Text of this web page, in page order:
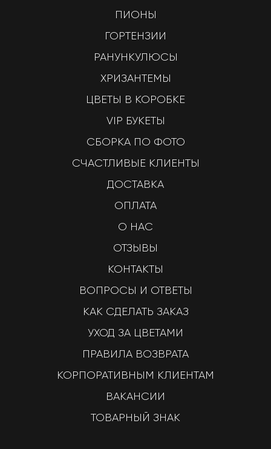
ПИОНЫ
ГОРТЕНЗИИ
РАНУНКУЛЮСЫ
ХРИЗАНТЕМЫ
ЦВЕТЫ В КОРОБКЕ
VIP БУКЕТЫ
СБОРКА ПО ФОТО
СЧАСТЛИВЫЕ КЛИЕНТЫ
ДОСТАВКА
ОПЛАТА
О НАС
ОТЗЫВЫ
КОНТАКТЫ
ВОПРОСЫ И ОТВЕТЫ
КАК СДЕЛАТЬ ЗАКАЗ
УХОД ЗА ЦВЕТАМИ
ПРАВИЛА ВОЗВРАТА
КОРПОРАТИВНЫМ КЛИЕНТАМ
ВАКАНСИИ
ТОВАРНЫЙ ЗНАК